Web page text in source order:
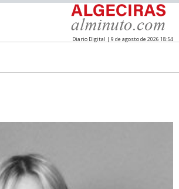
Diario Digital | 9 de agosto de 2026 18:54